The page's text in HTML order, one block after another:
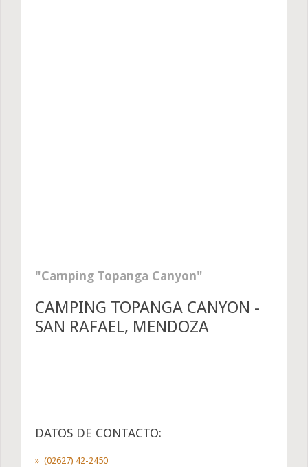
Camping Topanga Canyon
CAMPING TOPANGA CANYON -
SAN RAFAEL, MENDOZA
DATOS DE CONTACTO:
(02627) 42-2450